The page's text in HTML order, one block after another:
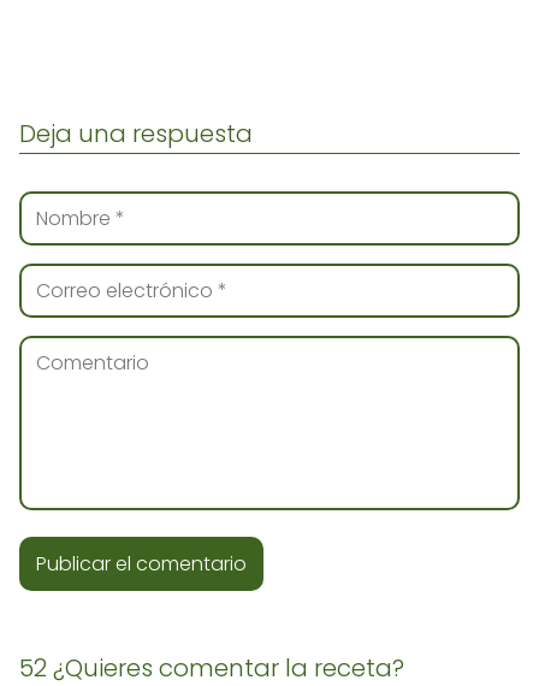
52 ¿Quieres comentar la receta?
Deja una respuesta